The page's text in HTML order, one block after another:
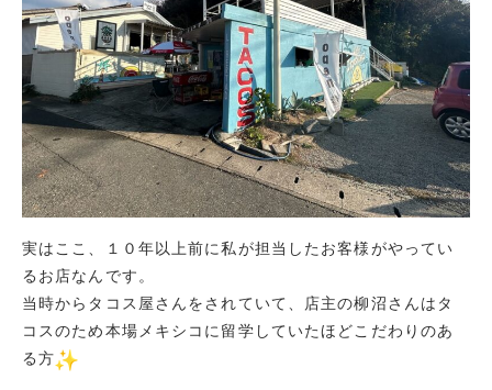
実はここ、１０年以上前に私が担当したお客様がやってい
るお店なんです。
当時からタコス屋さんをされていて、店主の柳沼さんはタ
コスのため本場メキシコに留学していたほどこだわりのあ
る方